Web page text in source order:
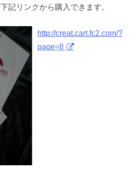
記リンクから購入できます。
http://creat.cart.fc2.com/?
page=8